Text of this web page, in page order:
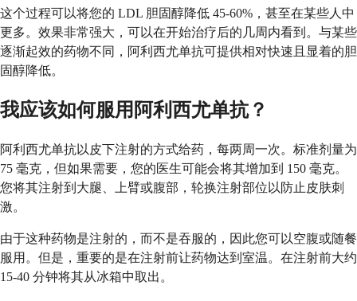
这个过程可以将您的 LDL 胆固醇降低 45-60%，甚至在某些人中
更多。效果非常强大，可以在开始治疗后的几周内看到。与某些
逐渐起效的药物不同，阿利西尤单抗可提供相对快速且显着的胆
固醇降低。
我应该如何服用阿利西尤单抗？
阿利西尤单抗以皮下注射的方式给药，每两周一次。标准剂量为
75 毫克，但如果需要，您的医生可能会将其增加到 150 毫克。
您将其注射到大腿、上臂或腹部，轮换注射部位以防止皮肤刺
激。
由于这种药物是注射的，而不是吞服的，因此您可以空腹或随餐
服用。但是，重要的是在注射前让药物达到室温。在注射前大约
15-40 分钟将其从冰箱中取出。